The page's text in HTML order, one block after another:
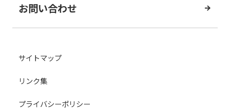
お問い合わせ
サイトマップ
リンク集
プライバシーポリシー